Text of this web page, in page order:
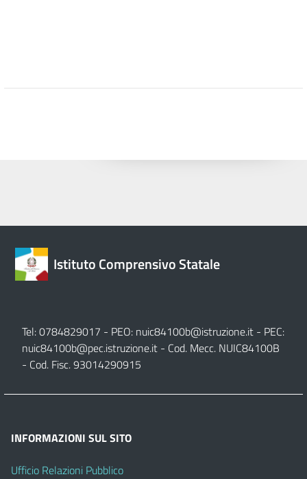
Istituto Comprensivo Statale
Tel: 0784829017 - PEO: nuic84100b@istruzione.it - PEC:
nuic84100b@pec.istruzione.it - Cod. Mecc. NUIC84100B
- Cod. Fisc. 93014290915
INFORMAZIONI SUL SITO
Ufficio Relazioni Pubblico